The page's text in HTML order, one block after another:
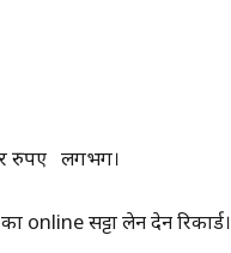
रुपए लगभग।
online सट्टा लेन देन रिकार्ड।